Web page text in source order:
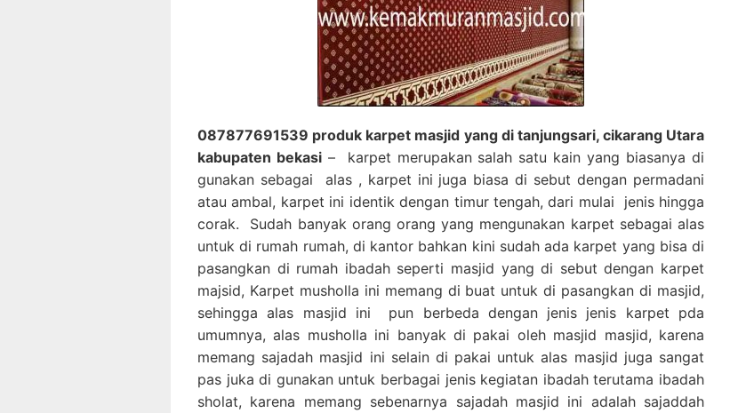
087877691539 produk karpet masjid yang di tanjungsari, cikarang Utara
kabupaten bekasi– karpet merupakan salah satu kain yang biasanya di
gunakan sebagai alas , karpet ini juga biasa di sebut dengan permadani
atau ambal, karpet ini identik dengan timur tengah, dari mulai jenis hingga
corak. Sudah banyak orang orang yang mengunakan karpet sebagai alas
untuk di rumah rumah, di kantor bahkan kini sudah ada karpet yang bisa di
pasangkan di rumah ibadah seperti masjid yang di sebut dengan karpet
majsid, Karpet musholla ini memang di buat untuk di pasangkan di masjid,
sehingga alas masjid ini pun berbeda dengan jenis jenis karpet pda
umumnya, alas musholla ini banyak di pakai oleh masjid masjid, karena
memang sajadah masjid ini selain di pakai untuk alas masjid juga sangat
pas juka di gunakan untuk berbagai jenis kegiatan ibadah terutama ibadah
sholat, karena memang sebenarnya sajadah masjid ini adalah sajaddah